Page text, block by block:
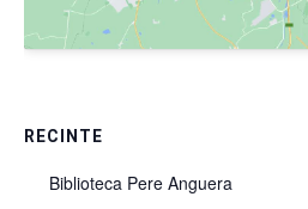
RECINTE
Biblioteca Pere Anguera